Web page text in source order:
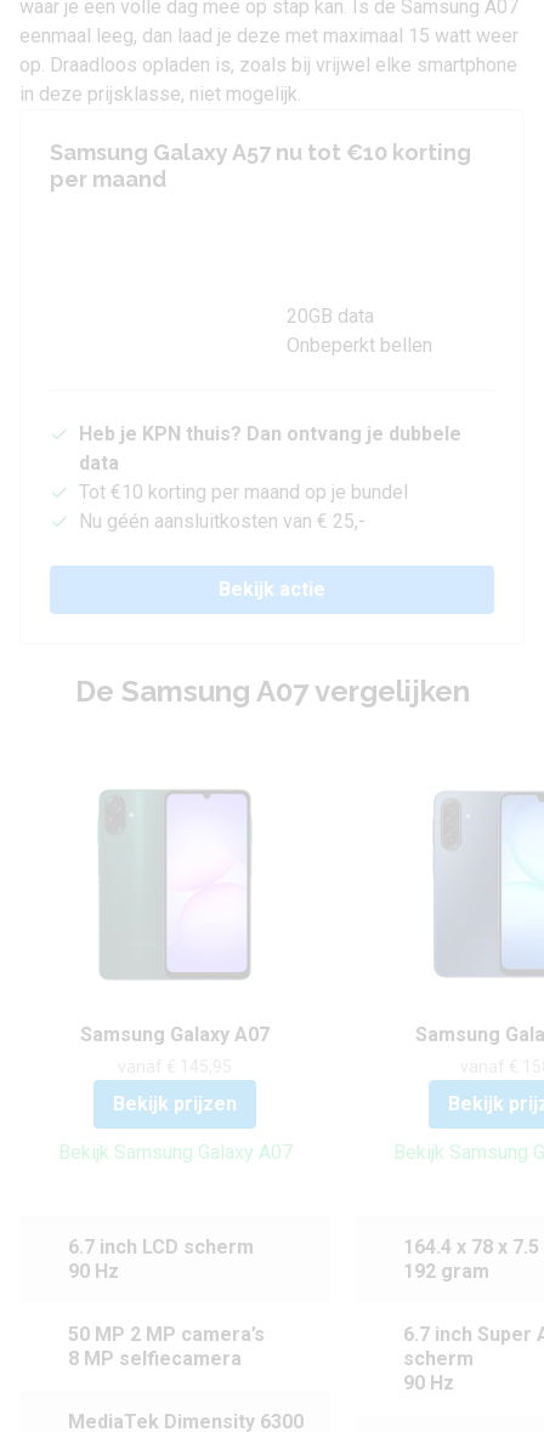
waar je een volle dag mee op stap kan. Is de Samsung A07
eenmaal leeg, dan laad je deze met maximaal 15 watt weer
op. Draadloos opladen is, zoals bij vrijwel elke smartphone
in deze prijsklasse, niet mogelijk.
Samsung Galaxy A57 nu tot €10 korting
per maand
20GB data
Onbeperkt bellen
Heb je KPN thuis? Dan ontvang je dubbele
data
Tot €10 korting per maand op je bundel
Nu géén aansluitkosten van € 25,-
Bekijk actie
De Samsung A07 vergelijken
Samsung Galaxy A07
Bekijk prijzen
Bekijk Samsung Galaxy A07
6.7 inch LCD scherm
90 Hz
50 MP 2 MP camera’s
8 MP selfiecamera
MediaTek Dimensity 6300
Samsung
Bekijk
Bekijk Samsung
164.4 x 78 x
192 gram
6.7 inch Super
scherm
90 Hz